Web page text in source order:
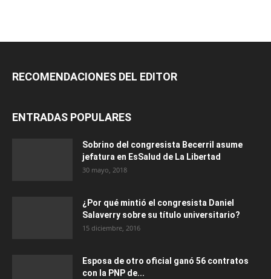
RECOMENDACIONES DEL EDITOR
ENTRADAS POPULARES
Sobrino del congresista Becerril asume
jefatura en EsSalud de La Libertad
30 mayo, 2018
¿Por qué mintió el congresista Daniel
Salaverry sobre su título universitario?
15 diciembre, 2016
Esposa de otro oficial ganó 56 contratos
con la PNP de...